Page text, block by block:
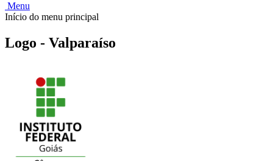
Menu
Início do menu principal
Logo - Valparaíso